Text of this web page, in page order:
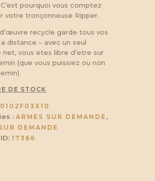
pourquoi vous comptez
votre tronçonneuse Ripper.
recycle garde tous vos
distance – avec un seul
net, vous etes libre d’etre sur
(que vous puissiez ou non
DE STOCK
: ARMES SUR DEMANDE ,
DEMANDE
17366